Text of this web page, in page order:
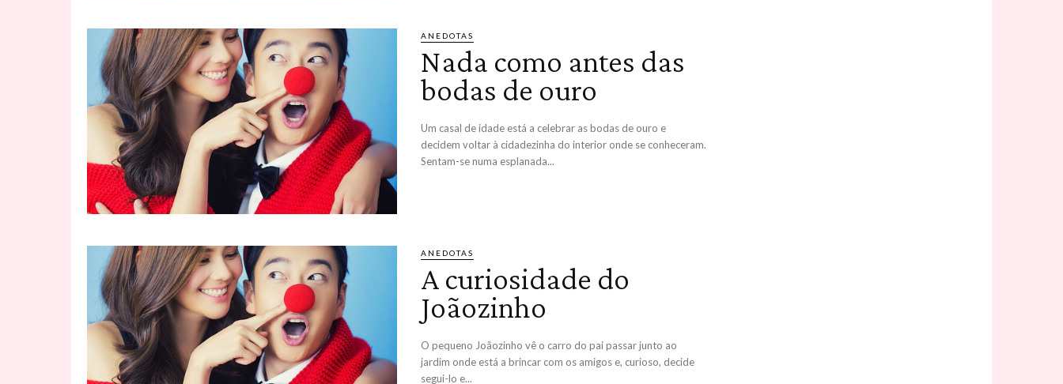
ANEDOTAS
Nada como antes das
bodas de ouro
Um casal de idade está a celebrar as bodas de ouro e
decidem voltar à cidadezinha do interior onde se conheceram.
Sentam-se numa esplanada...
ANEDOTAS
A curiosidade do
Joãozinho
O pequeno Joãozinho vê o carro do pai passar junto ao
jardim onde está a brincar com os amigos e, curioso, decide
segui-lo e...